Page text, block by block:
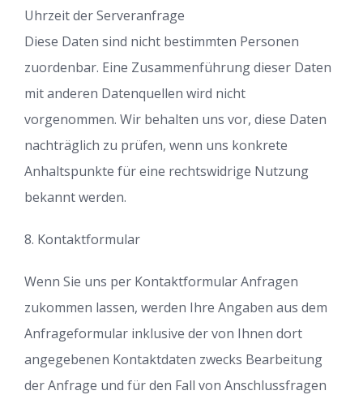
Uhrzeit der Serveranfrage
Diese Daten sind nicht bestimmten Personen
zuordenbar. Eine Zusammenführung dieser Daten
mit anderen Datenquellen wird nicht
vorgenommen. Wir behalten uns vor, diese Daten
nachträglich zu prüfen, wenn uns konkrete
Anhaltspunkte für eine rechtswidrige Nutzung
bekannt werden.
8. Kontaktformular
Wenn Sie uns per Kontaktformular Anfragen
zukommen lassen, werden Ihre Angaben aus dem
Anfrageformular inklusive der von Ihnen dort
angegebenen Kontaktdaten zwecks Bearbeitung
der Anfrage und für den Fall von Anschlussfragen